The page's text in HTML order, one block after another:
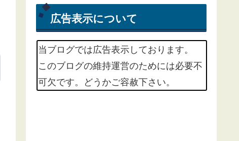
広告表示について
当ブログでは広告表示しております。
このブログの維持運営のためには必要不
可欠です。どうかご容赦下さい。